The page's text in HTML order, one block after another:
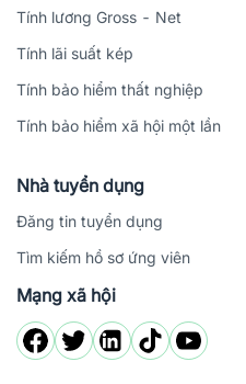
Tính lương Gross - Net
Tính lãi suất kép
Tính bảo hiểm thất nghiệp
Tính bảo hiểm xã hội một lần
Nhà tuyển dụng
Đăng tin tuyển dụng
Tìm kiếm hồ sơ ứng viên
Mạng xã hội